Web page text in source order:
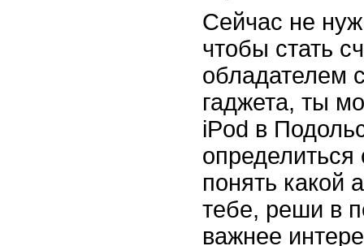
Сейчас не
чтобы стать
обладателем
гаджета, ты
iPod в
понять какой
тебе, реши в
важнее